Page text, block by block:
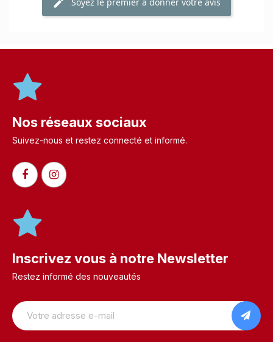
Nos réseaux sociaux
Suivez-nous et restez connecté et informé.​
Inscrivez vous à notre Newsletter
Restez informé des nouveautés